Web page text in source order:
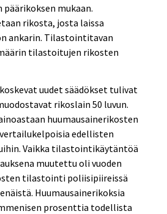
mukaan.
rikosta, josta laissa
ankarin. Tilastointitavan
tilastoitujen rikosten
uudet säädökset tulivat
rikoslain 50 luvun.
huumausainerikosten
edellisten
Vaikka tilastointikäytäntöä
muutettu oli vuoden
tilastointi poliisipiireissä
Huumausainerikoksia
prosenttia todellista